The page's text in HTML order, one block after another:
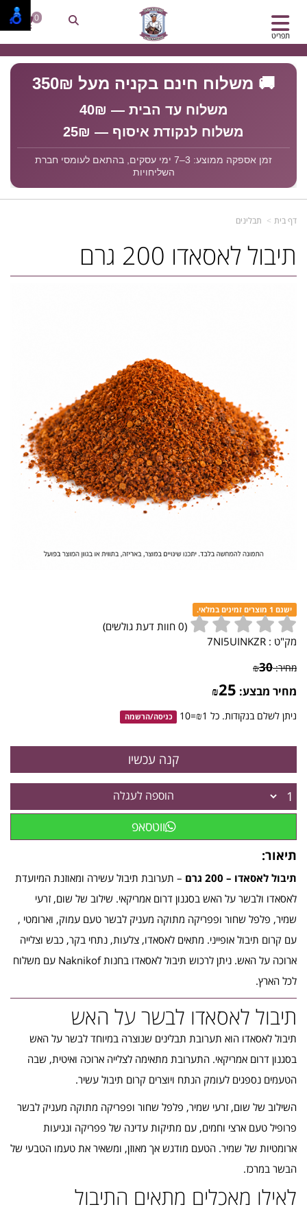
🚚 משלוח חינם בקניה מעל 350₪
משלוח עד הבית — 40₪
משלוח לנקודת איסוף — 25₪
זמן אספקה ממוצע: 3–7 ימי עסקים, בהתאם לעומסי חברת
השליחויות
תפריט
0
דף בית תבלינים
תיבול לאסאדו 200 גרם
ישנם 1 מוצרים זמינים במלאי.
(
0 חוות דעת גולשים)
מק"ט : 7NI5UINKZR
מחיר: ₪30
מחיר מבצע: ₪25
ניתן לשלם בנקודות. כל ₪1=10 כניסה/הרשמה
הוספה לעגלה
ווטסאפ
תיאור:
תיבול לאסאדו – 200 גרם
– תערובת תיבול עשירה ומאוזנת המיועדת
לאסאדו ולבשר על האש בסגנון דרום אמריקאי. שילוב של שום, זרעי
שמיר, פלפל שחור ופפריקה מתוקה מעניק לבשר טעם עמוק, וארומטי ,
עם קרום תיבול אופייני. מתאים לאסאדו, צלעות, נתחי בקר, כבש וצלייה
ארוכה על האש. ניתן לרכוש תיבול לאסאדו בחנות Naknikof עם משלוח
לכל הארץ.
תיבול לאסאדו לבשר על האש
תיבול לאסאדו הוא תערובת תבלינים שנוצרה במיוחד לבשר על האש
בסגנון דרום אמריקאי. התערובת מתאימה לצלייה ארוכה ואיטית, שבה
הטעמים נספגים לעומק הנתח ויוצרים קרום תיבול עשיר.
השילוב של שום, זרעי שמיר, פלפל שחור ופפריקה מתוקה מעניק לבשר
פרופיל טעם ארצי וחמים, עם מתיקות עדינה של פפריקה ונגיעות
ארומטיות של שמיר. הטעם מודגש אך מאוזן, ומשאיר את טעמו הטבעי של
הבשר במרכז.
לאילו מאכלים מתאים התיבול